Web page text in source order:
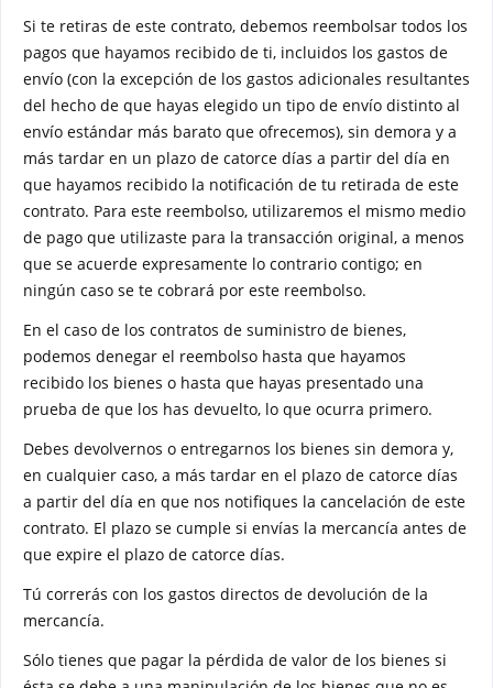
Si te retiras de este contrato, debemos reembolsar todos los
pagos que hayamos recibido de ti, incluidos los gastos de
envío (con la excepción de los gastos adicionales resultantes
del hecho de que hayas elegido un tipo de envío distinto al
envío estándar más barato que ofrecemos), sin demora y a
más tardar en un plazo de catorce días a partir del día en
que hayamos recibido la notificación de tu retirada de este
contrato. Para este reembolso, utilizaremos el mismo medio
de pago que utilizaste para la transacción original, a menos
que se acuerde expresamente lo contrario contigo; en
ningún caso se te cobrará por este reembolso.
En el caso de los contratos de suministro de bienes,
podemos denegar el reembolso hasta que hayamos
recibido los bienes o hasta que hayas presentado una
prueba de que los has devuelto, lo que ocurra primero.
Debes devolvernos o entregarnos los bienes sin demora y,
en cualquier caso, a más tardar en el plazo de catorce días
a partir del día en que nos notifiques la cancelación de este
contrato. El plazo se cumple si envías la mercancía antes de
que expire el plazo de catorce días.
Tú correrás con los gastos directos de devolución de la
mercancía.
Sólo tienes que pagar la pérdida de valor de los bienes si